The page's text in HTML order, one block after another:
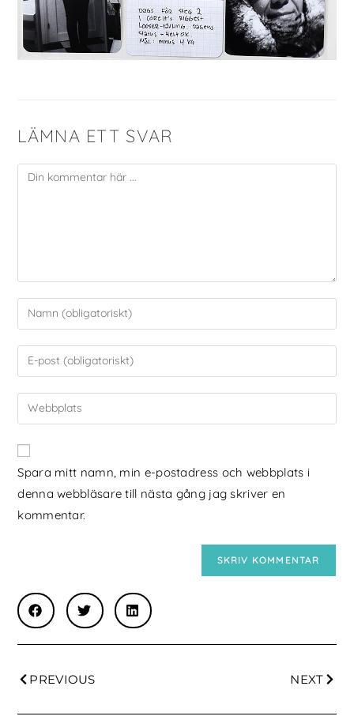
LÄMNA ETT SVAR
Spara mitt namn, min e-postadress och webbplats i
denna webbläsare till nästa gång jag skriver en
kommentar.
PREVIOUS NEXT